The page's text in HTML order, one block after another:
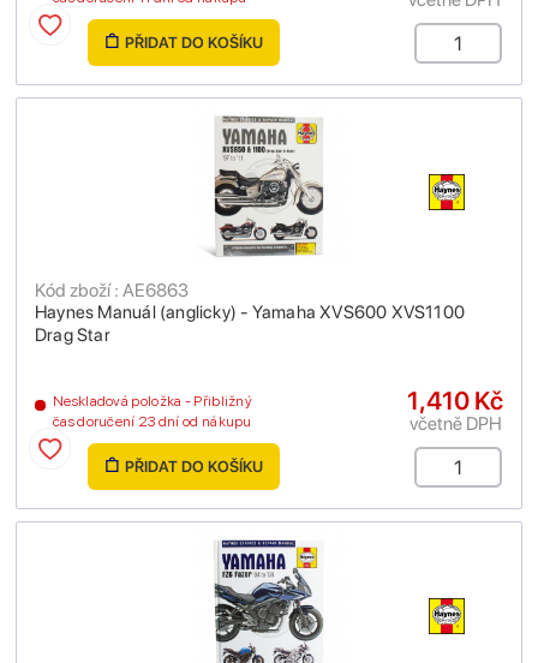
PŘIDAT DO KOŠÍKU
Haynes Manuál (anglicky) - Yamaha XVS600 XVS1100
Drag Star
Kód zboží : AE6863
Neskladová položka - Přibližný
čas doručení 23 dní od nákupu
1,410 Kč
včetně DPH
PŘIDAT DO KOŠÍKU